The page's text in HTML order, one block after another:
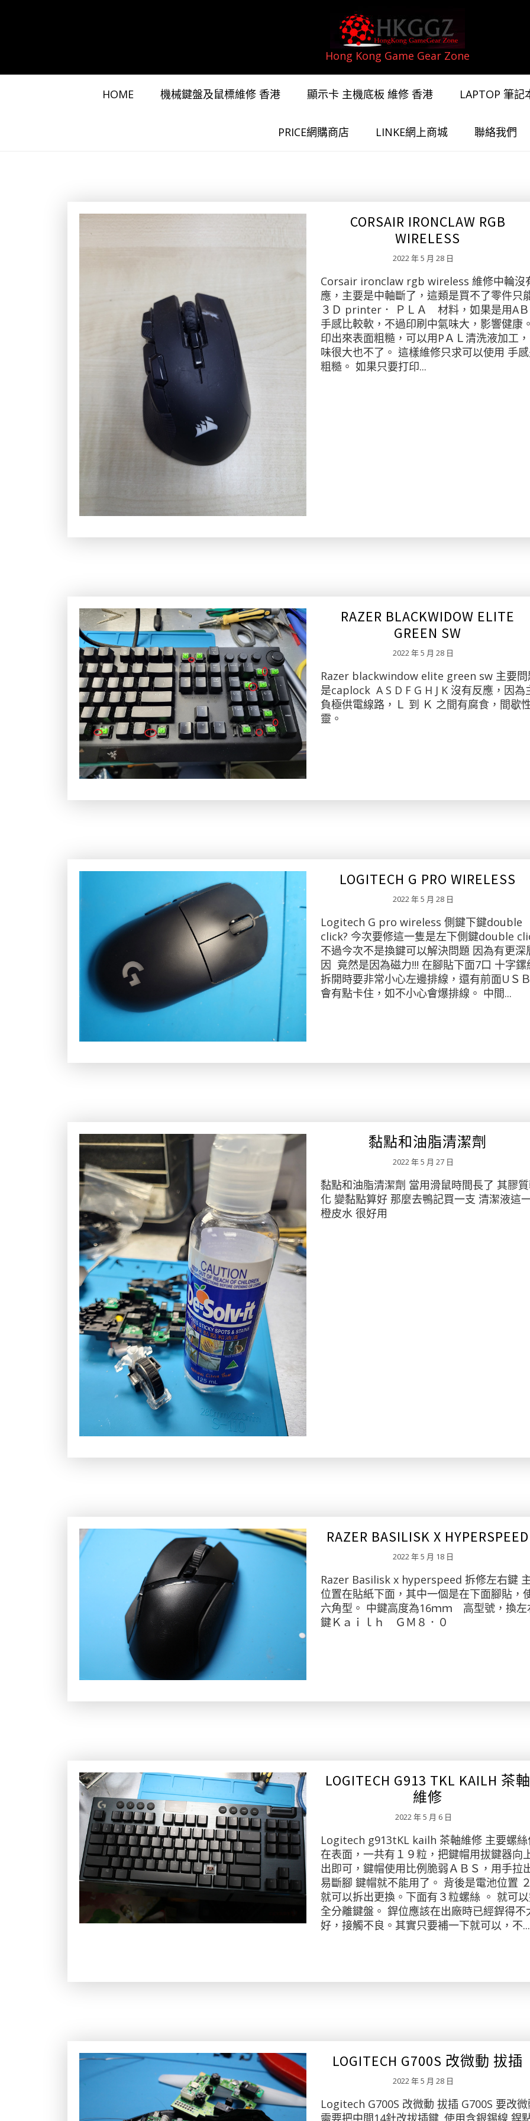
o
Hong Kong Game Gear Zone
HOME 機械鍵盤及鼠標維修 香港 顯示卡 主機底板 維修 香港 LAPTOP 筆記
PRICE網購商店 LINKE網上商城 聯絡我們
CORSAIR IRONCLAW RGB
WIRELESS
2022 年 5 月 28 日
Corsair ironclaw rgb wireless 維修中輪沒
應，主要是中軸斷了，這類是買不了零件只
３Ｄ printer． ＰＬＡ 材料，如果是用A
手感比較軟，不過印刷中氣味大，影響健康
印出來表面粗糙，可以用PＡＬ清洗液加工
味很大也不了。 這樣維修只求可以使用 手
粗糙。 如果只要打印...
RAZER BLACKWIDOW ELITE
GREEN SW
2022 年 5 月 28 日
Razer blackwindow elite green sw 主要問
是caplock A S D F G H J K 沒有反應，因為
負極供電線路，Ｌ 到 Ｋ 之間有腐食，間歇
靈。
LOGITECH G PRO WIRELESS
2022 年 5 月 28 日
Logitech G pro wireless 側鍵下鍵double
click? 今次要修這一隻是左下側鍵double
不過今次不是換鍵可以解決問題 因為有更深
因 竟然是因為磁力!!! 在腳貼下面7口 十字鏍
拆開時要非常小心左邊排線，還有前面UＳ
會有點卡住，如不小心會爆排線。 中間...
黏點和油脂清潔劑
2022 年 5 月 27 日
黏點和油脂清潔劑 當用滑鼠時間長了 其膠
化 變黏點算好 那麼去鴨記買一支 清潔液這
橙皮水 很好用
RAZER BASILISK X HYPERSPEED
2022 年 5 月 18 日
Razer Basilisk x hyperspeed 拆修左右鍵
位置在貼紙下面，其中一個是在下面腳貼，
六角型。 中鍵高度為16ｍｍ 高型號，換左
鍵Ｋａｉｌｈ ＧＭ８．０
LOGITECH G913 TKL KAILH 茶軸
維修
2022 年 5 月 6 日
Logitech g913tKL kailh 茶軸維修 主要螺絲
在表面，一共有１９粒，把鍵帽用拔鍵器向
出即可，鍵帽使用比例脆弱ＡＢＳ，用手拉
易斷腳 鍵帽就不能用了。 背後是電池位置
就可以拆出更換。下面有３粒螺絲 。 就可
全分離鍵盤。 銲位應該在出廠時已經銲得不
好，接觸不良。其實只要補一下就可以，不...
LOGITECH G700S 改微動 拔插
2022 年 5 月 28 日
Logitech G700S 改微動 拔插 G700S 要改微
需要把中間14針改拔插鍵. 使用含銀錫線 銲